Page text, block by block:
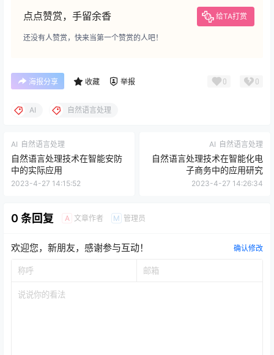
点点赞赏，手留余香 给TA打赏
还没有人赞赏，快来当第一个赞赏的人吧！
海报分享 收藏 举报 0 0
AI 自然语言处理
AI 自然语言处理
自然语言处理技术在智能安防
中的实际应用
2023-4-27 14:15:52
AI 自然语言处理
自然语言处理技术在智能化电
子商务中的应用研究
2023-4-27 14:26:34
0 条回复 A 文章作者 M 管理员
欢迎您，新朋友，感谢参与互动！ 确认修改